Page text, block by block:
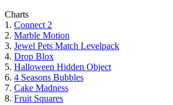
Charts
1. Connect 2
2. Marble Motion
3. Jewel Pets Match Levelpack
4. Drop Blox
5. Halloween Hidden Object
6. 4 Seasons Bubbles
7. Cake Madness
8. Fruit Squares